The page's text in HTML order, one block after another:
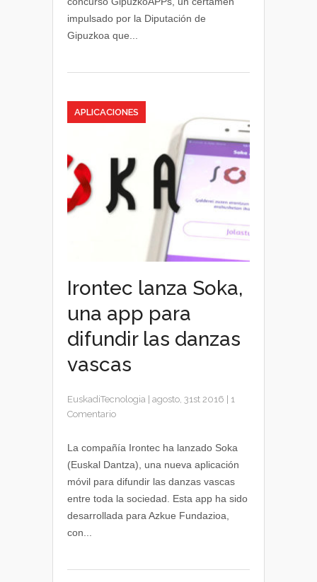
mejores
aplicaciones
impulsado por la Diputación de
Gipuzkoa que...
APLICACIONES
Irontec lanza Soka,
una app para
difundir las danzas
vascas
EuskadiTecnologia agosto, 31st 2016
1
Comentario
La compañía Irontec ha lanzado Soka
(Euskal Dantza), una nueva aplicación
móvil para difundir las danzas vascas
entre toda la sociedad. Esta app ha sido
desarrollada para Azkue Fundazioa,
con...